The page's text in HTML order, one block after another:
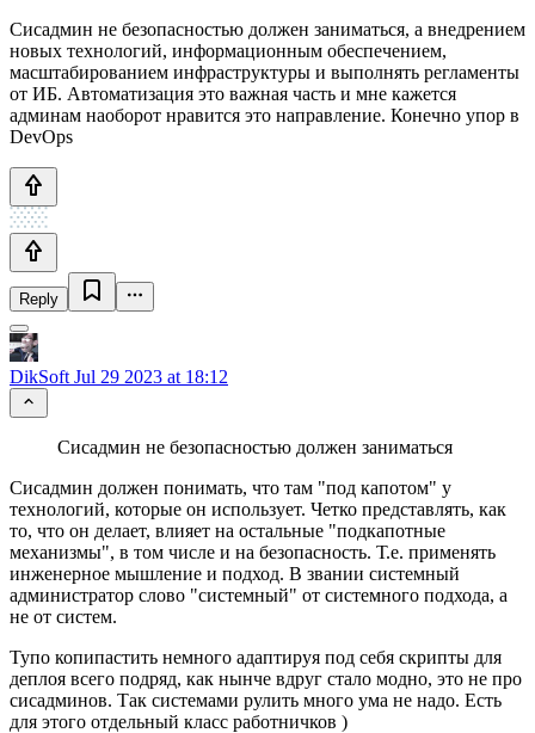
Сисадмин не безопасностью должен заниматься, а внедрением
новых технологий, информационным обеспечением,
масштабированием инфраструктуры и выполнять регламенты
от ИБ. Автоматизация это важная часть и мне кажется
админам наоборот нравится это направление. Конечно упор в
DevOps
Reply
DikSoft Jul 29 2023 at 18:12
Сисадмин не безопасностью должен заниматься
Сисадмин должен понимать, что там "под капотом" у
технологий, которые он использует. Четко представлять, как
то, что он делает, влияет на остальные "подкапотные
механизмы", в том числе и на безопасность. Т.е. применять
инженерное мышление и подход. В звании системный
администратор слово "системный" от системного подхода, а
не от систем.
Тупо копипастить немного адаптируя под себя скрипты для
деплоя всего подряд, как нынче вдруг стало модно, это не про
сисадминов. Так системами рулить много ума не надо. Есть
для этого отдельный класс работничков )